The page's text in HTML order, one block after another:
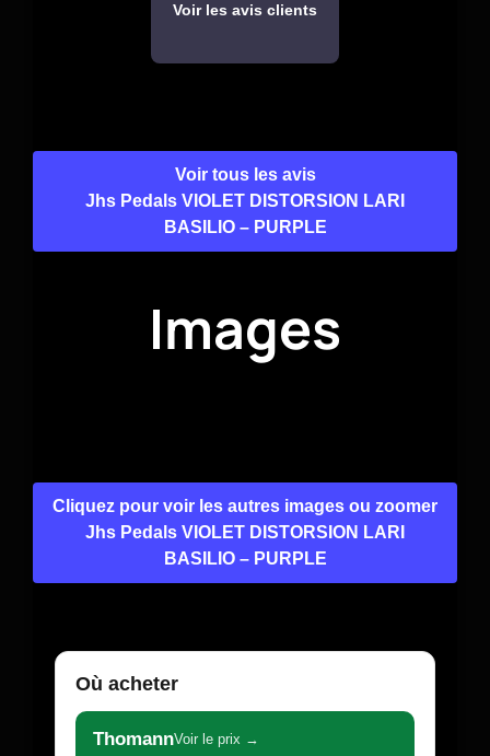
Voir les avis clients
Voir tous les avis
Jhs Pedals VIOLET DISTORSION LARI
BASILIO – PURPLE
Images
Cliquez pour voir les autres images ou zoomer
Jhs Pedals VIOLET DISTORSION LARI
BASILIO – PURPLE
Où acheter
ThomannVoir le prix →